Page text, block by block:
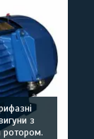
з
ротором.